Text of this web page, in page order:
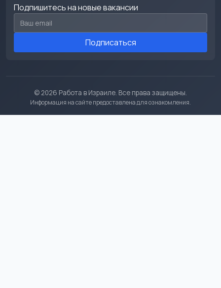
Подпишитесь на новые вакансии
Email для подписки
Подписаться
© 2026 Работа в Израиле. Все права защищены.
Информация на сайте предоставлена для ознакомления.